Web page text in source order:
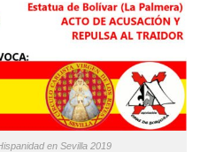
en Sevilla 2019